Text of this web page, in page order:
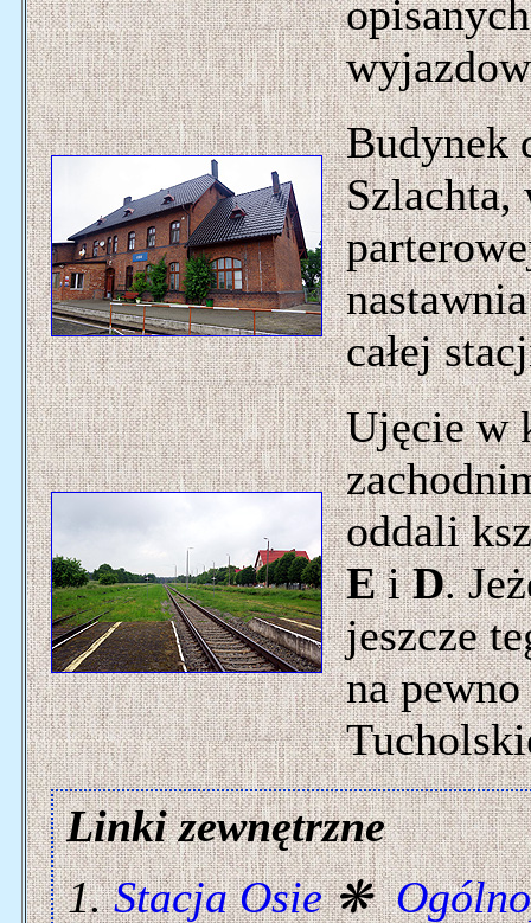
Budynek
Szlachta,
całej
Ujęcie w
oddali
EiD.
jeszcze
na
Linki zewnętrzne
Stacja Osie❋